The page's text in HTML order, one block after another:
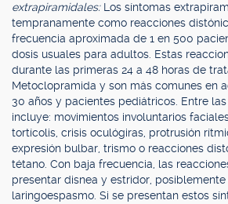
extrapiramidales: Los síntomas
tempranamente como reacciones
frecuencia aproximada de 1 en 500
dosis usuales para adultos. Estas
durante las primeras 24 a 48 horas de
Metoclopramida y son más comunes en
30 años y pacientes pediátricos. Entre
incluye: movimientos involuntarios
tortícolis, crisis oculógiras, protrusión
expresión bulbar, trismo o reacciones
tétano. Con baja frecuencia, las
presentar disnea y estridor,
laringoespasmo. Si se presentan estos